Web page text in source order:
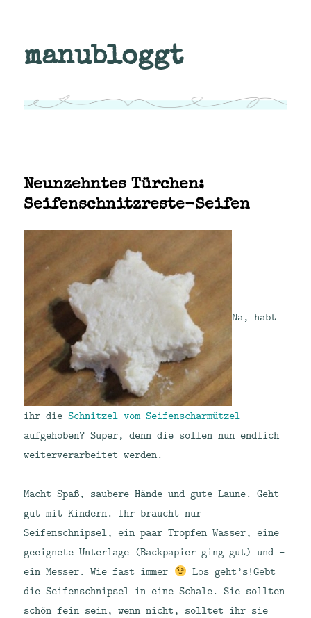
manubloggt
Neunzehntes Türchen:
Seifenschnitzreste-Seifen
Na, habt
ihr dieSchnitzel vom Seifenscharmützel
aufgehoben? Super, denn die sollen nun endlich
weiterverarbeitet werden.
Macht Spaß, saubere Hände und gute Laune. Geht
gut mit Kindern. Ihr braucht nur
Seifenschnipsel, ein paar Tropfen Wasser, eine
geeignete Unterlage (Backpapier ging gut) und –
ein Messer. Wie fast immer
Los geht’s!Gebt
die Seifenschnipsel in eine Schale. Sie sollten
schön fein sein, wenn nicht, solltet ihr sie